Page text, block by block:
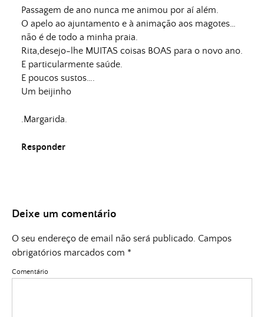
Passagem de ano nunca me animou por aí além.
O apelo ao ajuntamento e à animação aos magotes…
não é de todo a minha praia.
Rita,desejo-lhe MUITAS coisas BOAS para o novo ano.
E particularmente saúde.
E poucos sustos….
Um beijinho
.Margarida.
Responder
Deixe um comentário
O seu endereço de email não será publicado. Campos
obrigatórios marcados com *
Comentário